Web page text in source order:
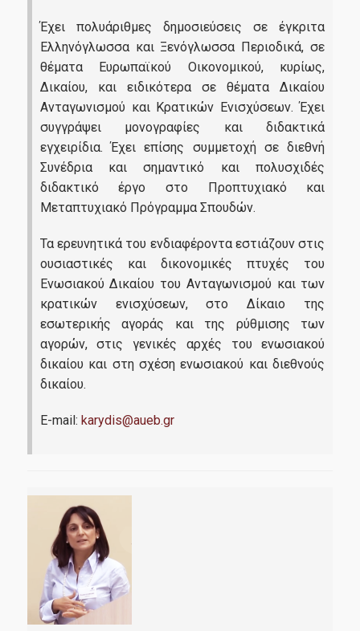
Γραφείο Διασύνδεσης
Υπηρεσίες-Υποδομές
Webmail
e-Class
U-Register
Υπηρεσίες Διαδικτυακής Βοήθειας
Εγκαταστάσεις
Βιβλιοθήκη ΟΠΑ
Υγειονομική περίθαλψη
«Ενεργειακή Μετάβαση - Κλιματική Αλλαγή: Σωτηρία ή
Ολοκαύτωμα του πλανήτη»
Εργαστήριο Έρευνας Στην Κοινωνικό Οικονομική Και
Έχει πολυάριθμες δημοσιεύσεις σε έγκριτα
Ελληνόγλωσσα και Ξενόγλωσσα Περιοδικά, σε
θέματα Ευρωπαϊκού Οικονομικού, κυρίως,
Δικαίου, και ειδικότερα σε θέματα Δικαίου
Ανταγωνισμού και Κρατικών Ενισχύσεων. Έχει
συγγράψει μονογραφίες και διδακτικά
εγχειρίδια. Έχει επίσης συμμετοχή σε διεθνή
Συνέδρια και σημαντικό και πολυσχιδές
διδακτικό έργο στο Προπτυχιακό και
Μεταπτυχιακό Πρόγραμμα Σπουδών.
Τα ερευνητικά του ενδιαφέροντα εστιάζουν στις
ουσιαστικές και δικονομικές πτυχές του
Ενωσιακού Δικαίου του Ανταγωνισμού και των
κρατικών ενισχύσεων, στο Δίκαιο της
εσωτερικής αγοράς και της ρύθμισης των
αγορών, στις γενικές αρχές του ενωσιακού
δικαίου και στη σχέση ενωσιακού και διεθνούς
δικαίου.
E-mail: karydis@aueb.gr